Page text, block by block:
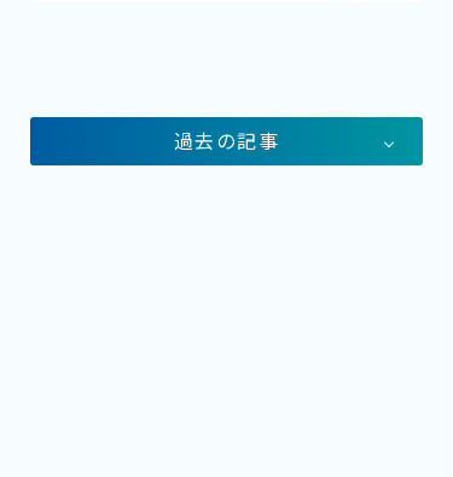
過去の記事